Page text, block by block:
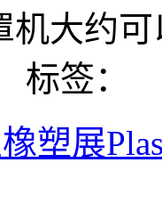
机大约
标签：
塑展